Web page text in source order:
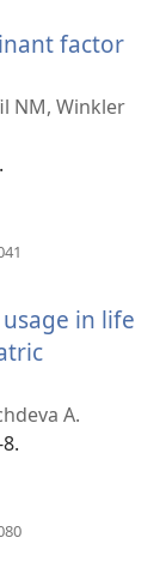
factor
NM, Winkler
պատուհան)
in life
A.